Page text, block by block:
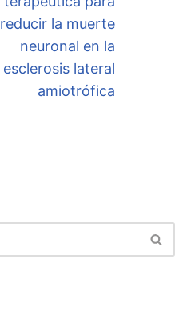
reducir la muerte
neuronal en la
esclerosis lateral
amiotrófica